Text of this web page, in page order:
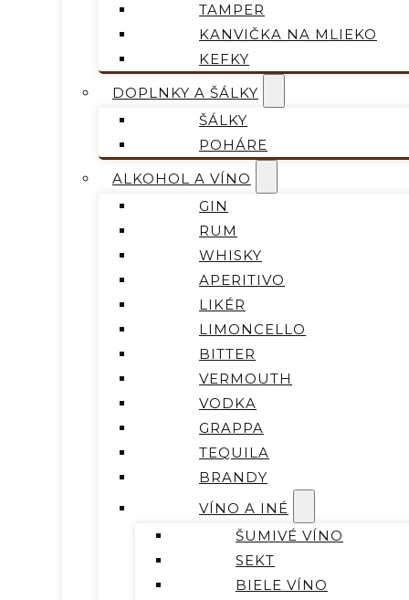
TAMPER
KANVIČKA NA MLIEKO
KEFKY
DOPLNKY A ŠÁLKY
ŠÁLKY
POHÁRE
ALKOHOL A VÍNO
GIN
RUM
WHISKY
APERITIVO
LIKÉR
LIMONCELLO
BITTER
VERMOUTH
VODKA
GRAPPA
TEQUILA
BRANDY
VÍNO A INÉ
ŠUMIVÉ VÍNO
SEKT
BIELE VÍNO